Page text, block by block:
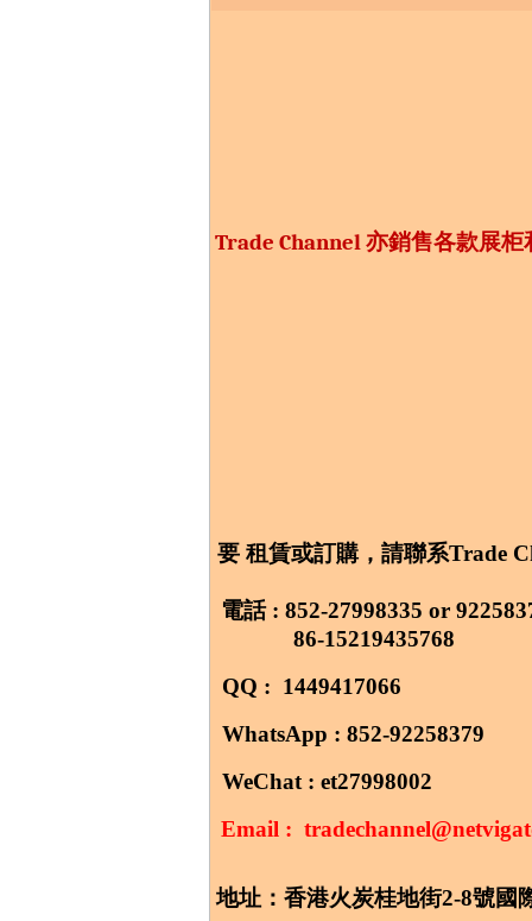
Trade Channel亦銷售各款展柜
要 租賃或訂購，請聯系Trade
電話 : 852-27998335 or
86-15219435768
QQ : 1449417066
WhatsApp : 852-92258379
WeChat : et27998002
Email :
地址： 香港火炭桂地街2-8號國